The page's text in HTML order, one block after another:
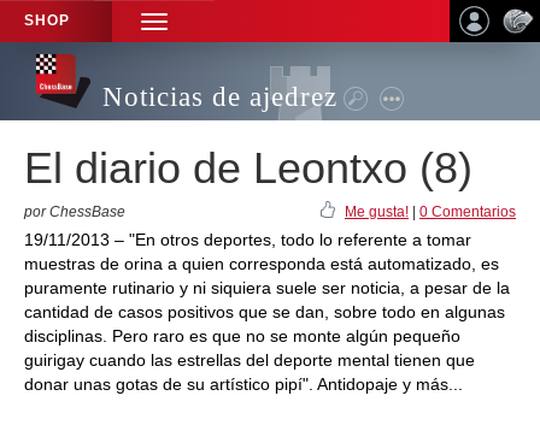
SHOP
TOGGLE
NAVIGATION
Noticias de ajedrez
El diario de Leontxo (8)
por ChessBase Me gusta! 0 Comentarios
19/11/2013 – "En otros deportes, todo lo referente a tomar
muestras de orina a quien corresponda está automatizado, es
puramente rutinario y ni siquiera suele ser noticia, a pesar de la
cantidad de casos positivos que se dan, sobre todo en algunas
disciplinas. Pero raro es que no se monte algún pequeño
guirigay cuando las estrellas del deporte mental tienen que
donar unas gotas de su artístico pipí". Antidopaje y más...